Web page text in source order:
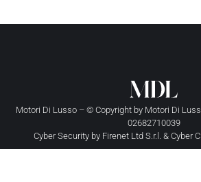
Motori Di Lusso – © Copyright by Motori Di
02682710039
Cyber Security by Firenet Ltd S.r.l. & Cyber